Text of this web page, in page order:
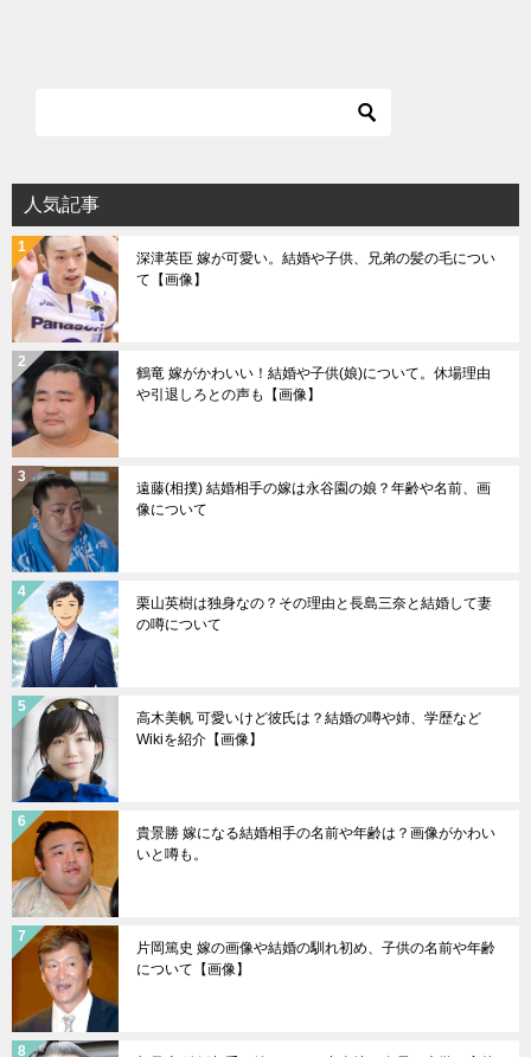
人気記事
深津英臣 嫁が可愛い。結婚や子供、兄弟の髪の毛につい
て【画像】
鶴竜 嫁がかわいい！結婚や子供(娘)について。休場理由
や引退しろとの声も【画像】
遠藤(相撲) 結婚相手の嫁は永谷園の娘？年齢や名前、画
像について
栗山英樹は独身なの？その理由と長島三奈と結婚して妻
の噂について
高木美帆 可愛いけど彼氏は？結婚の噂や姉、学歴など
Wikiを紹介【画像】
貴景勝 嫁になる結婚相手の名前や年齢は？画像がかわい
いと噂も。
片岡篤史 嫁の画像や結婚の馴れ初め、子供の名前や年齢
について【画像】